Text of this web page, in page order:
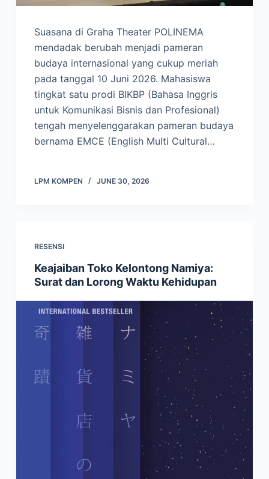
Suasana di Graha Theater POLINEMA
mendadak berubah menjadi pameran
budaya internasional yang cukup meriah
pada tanggal 10 Juni 2026. Mahasiswa
tingkat satu prodi BIKBP (Bahasa Inggris
untuk Komunikasi Bisnis dan Profesional)
tengah menyelenggarakan pameran budaya
bernama EMCE (English Multi Cultural…
LPM KOMPEN JUNE 30, 2026
RESENSI
Keajaiban Toko Kelontong Namiya:
Surat dan Lorong Waktu Kehidupan